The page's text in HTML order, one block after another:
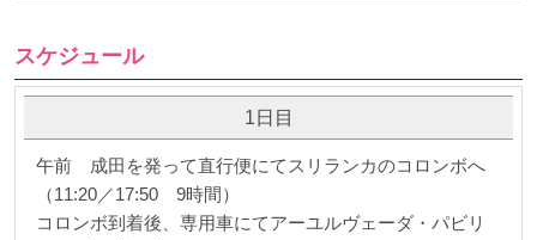
スケジュール
1日目
午前 成田を発って直行便にてスリランカのコロンボへ
（11:20／17:50 9時間）
コロンボ到着後、専用車にてアーユルヴェーダ・パビリ